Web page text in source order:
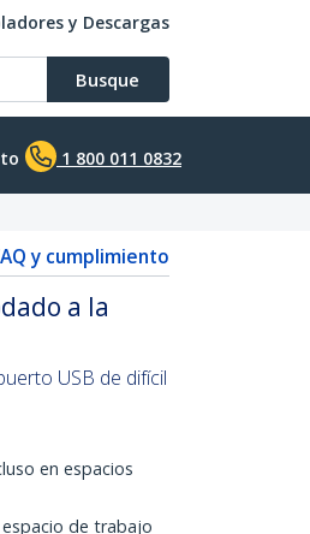
y Descargas
Busque
1 800 011 0832
y cumplimiento
a la
USB de difícil
en espacios
de trabajo